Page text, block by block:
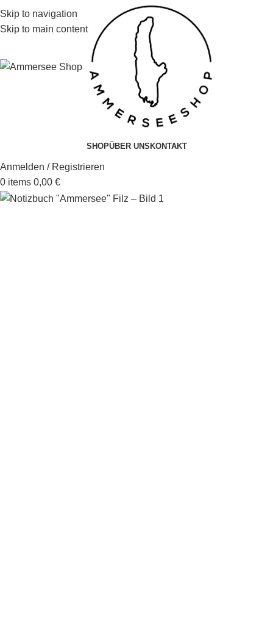
Skip to navigation
Skip to main content
SHOPÜBER UNS KONTAKT
Anmelden / Registrieren
0 items 0,00 €